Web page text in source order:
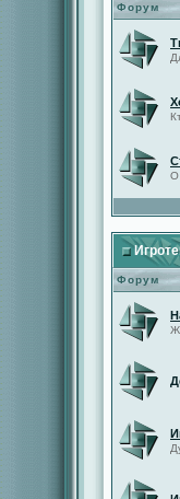
Форум
О
Форум